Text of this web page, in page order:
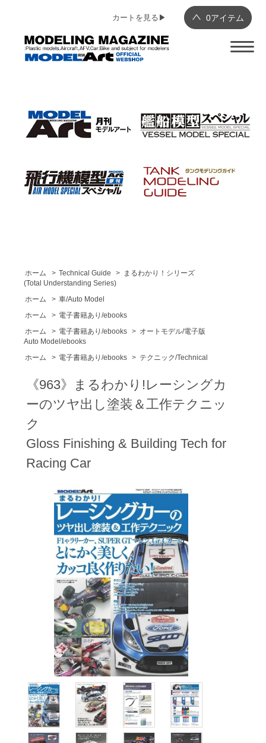
0アイテム
カートを見る▶︎
ホーム > Technical Guide > まるわかり！シリーズ
(Total Understanding Series)
ホーム
> 車/Auto Model
ホーム
> 電子書籍あり/ebooks
ホーム
> 電子書籍あり/ebooks > オートモデル/電子版
Auto Model/ebooks
ホーム
> 電子書籍あり/ebooks > テクニック/Technical
《963》まるわかり!レーシングカ
ーのツヤ出し塗装＆工作テクニッ
ク
Gloss Finishing & Building Tech for
Racing Car